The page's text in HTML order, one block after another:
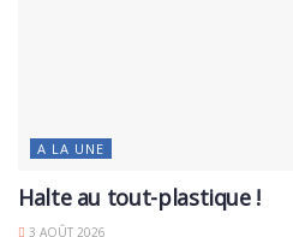
A LA UNE
Halte au tout-plastique !
3 AOÛT 2026